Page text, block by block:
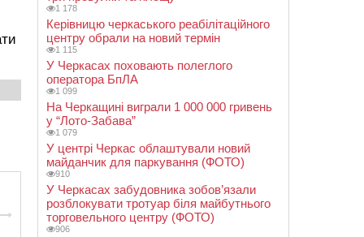
1 178
Керівницю черкаського реабілітаційного
центру обрали на новий термін
1 115
У Черкасах поховають полеглого
оператора БпЛА
1 099
На Черкащині виграли 1 000 000 гривень
у “Лото-Забава”
1 079
У центрі Черкас облаштували новий
майданчик для паркування (ФОТО)
910
У Черкасах забудовника зобов’язали
розблокувати тротуар біля майбутнього
торговельного центру (ФОТО)
906